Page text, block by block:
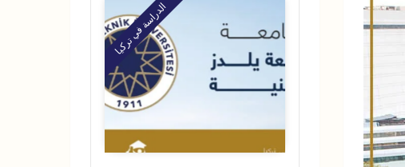
الدراسة في تركيا